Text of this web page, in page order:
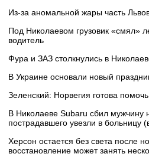
Из-за аномальной жары часть
Под Николаевом грузовик «смял»
водитель
Фура и ЗАЗ столкнулись в
В Украине основали новый
Зеленский: Норвегия готова
В Николаеве Subaru сбил мужчину
пострадавшего увезли в больницу
Херсон остается без света после
восстановление может занять